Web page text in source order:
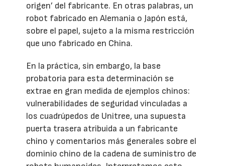
origen’ del fabricante. En otras palabras, un
robot fabricado en Alemania o Japón está,
sobre el papel, sujeto a la misma restricción
que uno fabricado en China.
En la práctica, sin embargo, la base
probatoria para esta determinación se
extrae en gran medida de ejemplos chinos:
vulnerabilidades de seguridad vinculadas a
los cuadrúpedos de Unitree, una supuesta
puerta trasera atribuida a un fabricante
chino y comentarios más generales sobre el
dominio chino de la cadena de suministro de